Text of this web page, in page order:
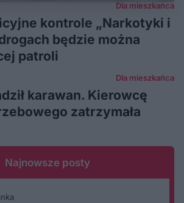
Dla mieszkańca
kontrole „Narkotyki i
będzie można
patroli
Dla mieszkańca
karawan. Kierowcę
zatrzymała
Najnowsze posty